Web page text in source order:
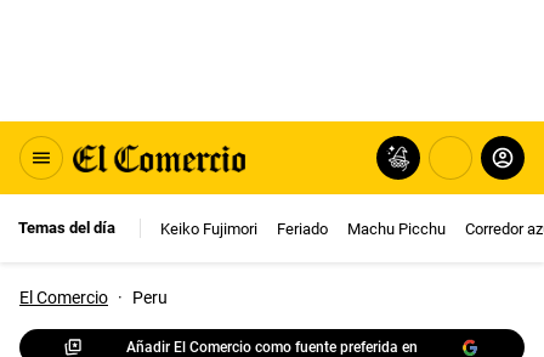
Temas del día Keiko Fujimori Feriado Machu Picchu Corredor
El Comercio · Peru
Añadir El Comercio como fuente preferida en